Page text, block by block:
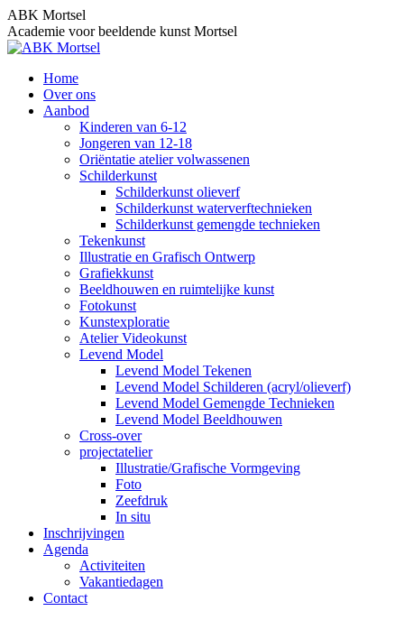
Skip
to
content
ABK Mortsel
Academie voor beeldende kunst Mortsel
Home
Over ons
Aanbod
Kinderen van 6-12
Jongeren van 12-18
Oriëntatie atelier volwassenen
Schilderkunst
Schilderkunst olieverf
Schilderkunst waterverftechnieken
Schilderkunst gemengde technieken
Tekenkunst
Illustratie en Grafisch Ontwerp
Grafiekkunst
Beeldhouwen en ruimtelijke kunst
Fotokunst
Kunstexploratie
Atelier Videokunst
Levend Model
Levend Model Tekenen
Levend Model Schilderen (acryl/olieverf)
Levend Model Gemengde Technieken
Levend Model Beeldhouwen
Cross-over
projectatelier
Illustratie/Grafische Vormgeving
Foto
Zeefdruk
In situ
Inschrijvingen
Agenda
Activiteiten
Vakantiedagen
Contact